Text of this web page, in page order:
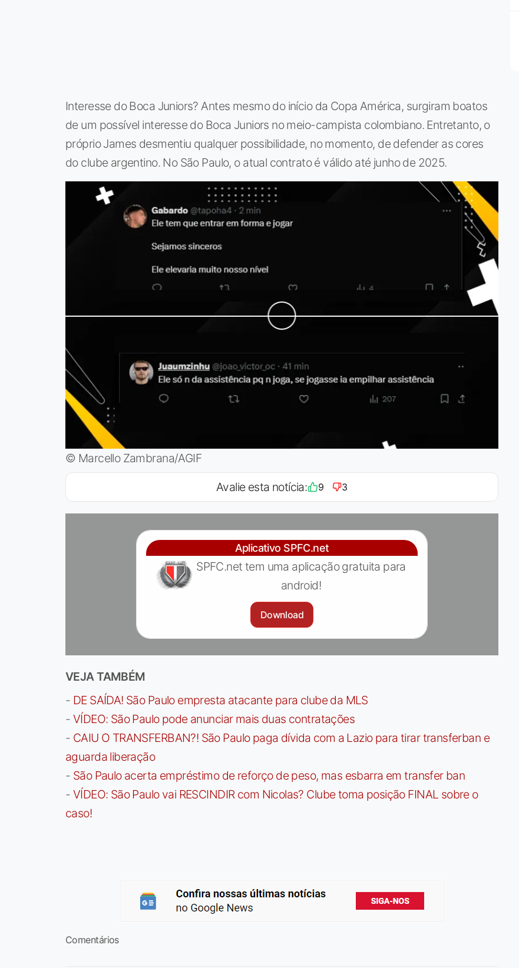
Interesse do Boca Juniors? Antes mesmo do início da Copa América, surgiram boatos
de um possível interesse do Boca Juniors no meio-campista colombiano. Entretanto, o
próprio James desmentiu qualquer possibilidade, no momento, de defender as cores
do clube argentino. No São Paulo, o atual contrato é válido até junho de 2025.
© Marcello Zambrana/AGIF
Avalie esta notícia: 9 3
Aplicativo SPFC.net
SPFC.net tem uma aplicação gratuita para
android!
Download
VEJA TAMBÉM
- DE SAÍDA! São Paulo empresta atacante para clube da MLS
- VÍDEO: São Paulo pode anunciar mais duas contratações
- CAIU O TRANSFERBAN?! São Paulo paga dívida com a Lazio para tirar transferban e
aguarda liberação
- São Paulo acerta empréstimo de reforço de peso, mas esbarra em transfer ban
- VÍDEO: São Paulo vai RESCINDIR com Nicolas? Clube toma posição FINAL sobre o
caso!
Comentários